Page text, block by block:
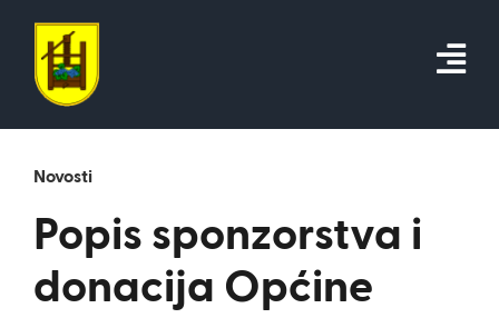
content
Novosti
Popis sponzorstva i
donacija Općine